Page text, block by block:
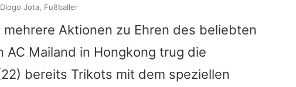
Aktionen zu Ehren des beliebten
AC Mailand in Hongkong trug die
bereits Trikots mit dem speziellen
Diogo Jota, Fußballer